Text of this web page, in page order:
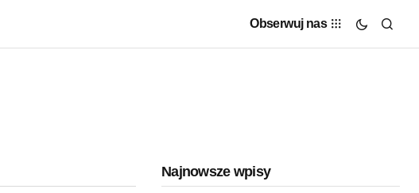
Obserwuj nas
Najnowsze wpisy